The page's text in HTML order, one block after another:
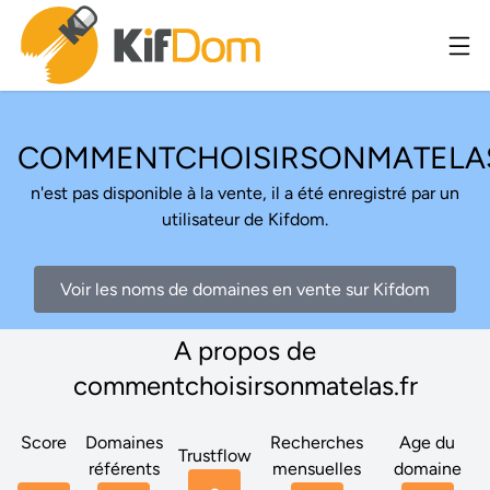
n'est pas disponible à la vente, il a été enregistré par un
utilisateur de Kifdom.
Voir les noms de domaines en vente sur Kifdom
A propos de
commentchoisirsonmatelas.fr
Score
Domaines
référents
Trustflow
Recherches
mensuelles
Age du
domaine